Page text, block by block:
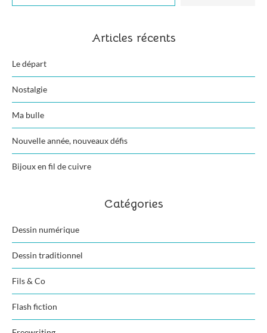
Articles récents
Le départ
Nostalgie
Ma bulle
Nouvelle année, nouveaux défis
Bijoux en fil de cuivre
Catégories
Dessin numérique
Dessin traditionnel
Fils & Co
Flash fiction